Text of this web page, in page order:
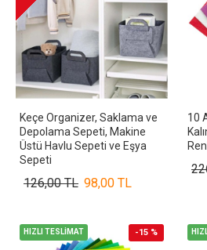
Keçe Organizer, Saklama ve
Depolama Sepeti, Makine
Üstü Havlu Sepeti ve Eşya
Sepeti
98,00 TL
126,00 TL
10
HIZLI TESLİMAT -15 %